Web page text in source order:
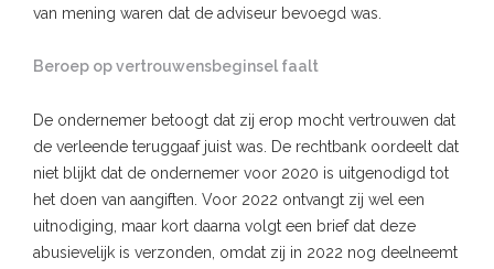
van mening waren dat de adviseur bevoegd was.
Beroep op vertrouwensbeginsel faalt
De ondernemer betoogt dat zij erop mocht vertrouwen dat
de verleende teruggaaf juist was. De rechtbank oordeelt dat
niet blijkt dat de ondernemer voor 2020 is uitgenodigd tot
het doen van aangiften. Voor 2022 ontvangt zij wel een
uitnodiging, maar kort daarna volgt een brief dat deze
abusievelijk is verzonden, omdat zij in 2022 nog deelneemt